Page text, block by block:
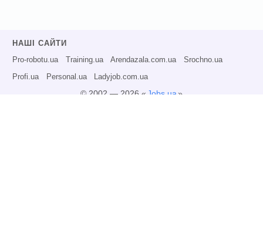
НАШІ САЙТИ
Pro-robotu.ua Training.ua Arendazala.com.ua Srochno.ua
Profi.ua Personal.ua Ladyjob.com.ua
© 2002 — 2026 « Jobs.ua»